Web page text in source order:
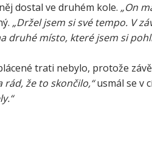
dostal ve druhém kole. „On
„Držel jsem si své tempo. V
druhé místo, které jsem si
trati nebylo, protože
rád, že to skončilo,“usmál se v